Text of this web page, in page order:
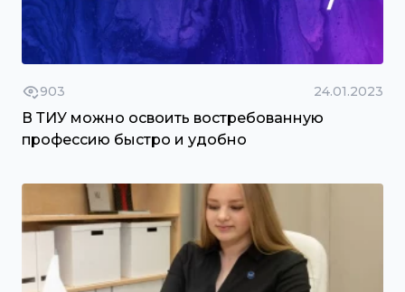
903 24.01.2023
В ТИУ можно освоить востребованную
профессию быстро и удобно